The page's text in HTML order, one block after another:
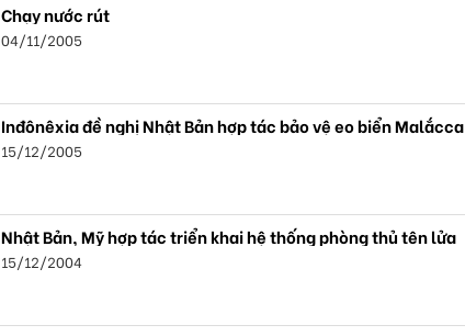
Chạy nước rút
04/11/2005
Inđônêxia đề nghị Nhật Bản hợp tác bảo vệ eo biển Malắcca
15/12/2005
Nhật Bản, Mỹ hợp tác triển khai hệ thống phòng thủ tên lửa
15/12/2004